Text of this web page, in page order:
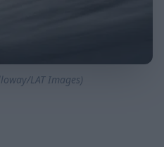
LAT Images)